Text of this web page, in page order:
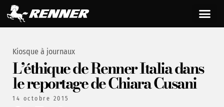
Kiosque à journaux
L’éthique de Renner Italia dans
le reportage de Chiara Cusani
14 octobre 2015